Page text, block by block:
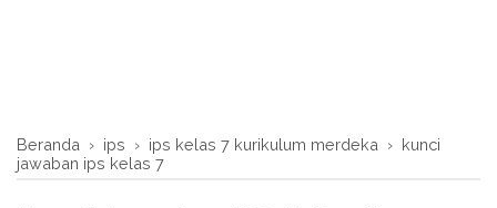
Beranda › ips › ips kelas 7 kurikulum merdeka › kunci
jawaban ips kelas 7